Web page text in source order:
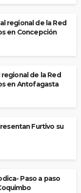
regional de la Red
en Concepción
de la Red
en Antofagasta
Furtivo su
Paso a paso